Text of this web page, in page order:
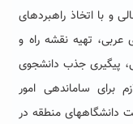
با اتخاذ راهبردهای
تهیه نقشه راه و
المللی، پیگیری جذب دانشجوی
برای ساماندهی امور
دانشگاههای منطقه در